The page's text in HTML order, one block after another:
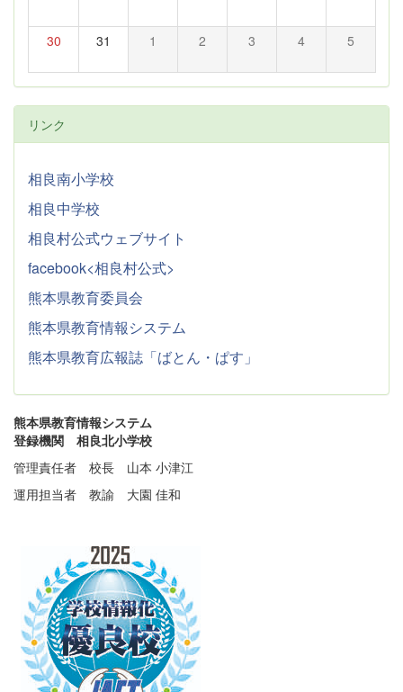
30 31 1 2 3 4 5
リンク
相良南小学校
相良中学校
相良村公式ウェブサイト
facebook<相良村公式>
熊本県教育委員会
熊本県教育情報システム
熊本県教育広報誌「ばとん・ぱす」
熊本県教育情報システム
登録機関 相良北小学校
管理責任者 校長 山本 小津江
運用担当者 教諭 大園 佳和